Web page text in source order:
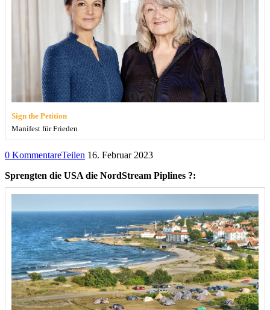
Sign the Petition
Manifest für Frieden
0 KommentareTeilen 16. Februar 2023
Sprengten die USA die NordStream Piplines ?: